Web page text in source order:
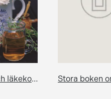
Huskurer och läkekonster